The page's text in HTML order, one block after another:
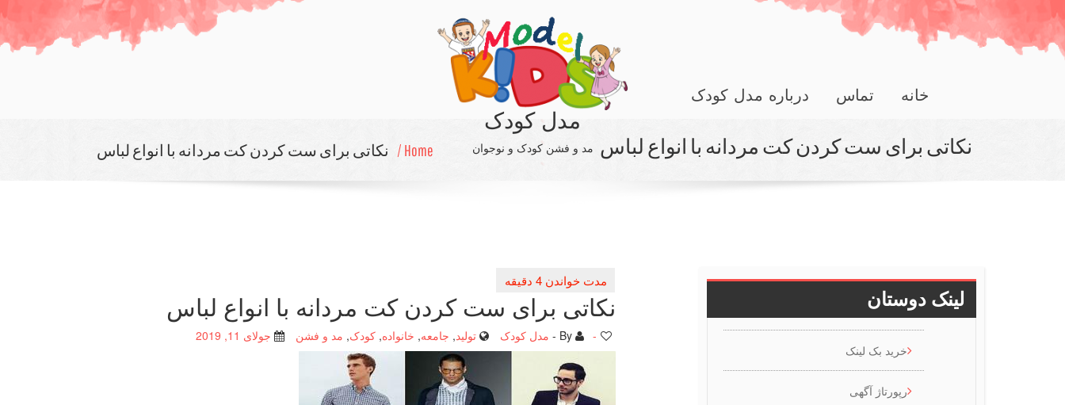
مدل کودک
مد و فشن کودک و نوجوان
خانه تماس درباره مدل کودک
Home / نكاتی برای ست كردن كت مردانه با انواع لباس نكاتی برای ست كردن كت مردانه با انواع لباس
نكاتی برای ست كردن كت مردانه با انواع لباس
مدل کودک تولید, جامعه, خانواده, کودک, مد و فشن جولای 11, 2019 -
لینک دوستان
خرید بک لینک
رپورتاژ آگهی